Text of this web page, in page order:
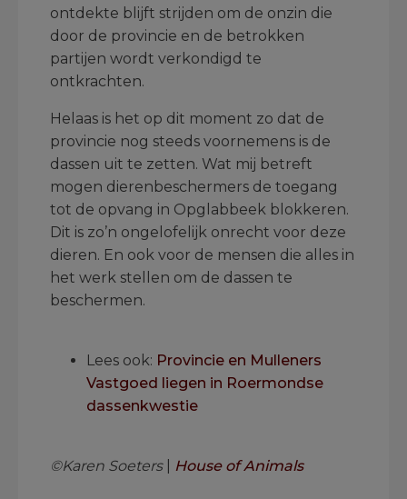
ontdekte blijft strijden om de onzin die
door de provincie en de betrokken
partijen wordt verkondigd te
ontkrachten.
Helaas is het op dit moment zo dat de
provincie nog steeds voornemens is de
dassen uit te zetten. Wat mij betreft
mogen dierenbeschermers de toegang
tot de opvang in Opglabbeek blokkeren.
Dit is zo’n ongelofelijk onrecht voor deze
dieren. En ook voor de mensen die alles in
het werk stellen om de dassen te
beschermen.
Lees ook: Provincie en Mulleners
Vastgoed liegen in Roermondse
dassenkwestie
©Karen Soeters
House of Animals